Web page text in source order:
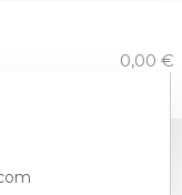
0,00€